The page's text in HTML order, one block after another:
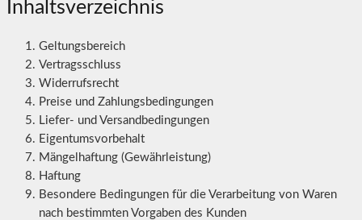
Inhaltsverzeichnis
Geltungsbereich
Vertragsschluss
Widerrufsrecht
Preise und Zahlungsbedingungen
Liefer- und Versandbedingungen
Eigentumsvorbehalt
Mängelhaftung (Gewährleistung)
Haftung
Besondere Bedingungen für die Verarbeitung von Waren
nach bestimmten Vorgaben des Kunden